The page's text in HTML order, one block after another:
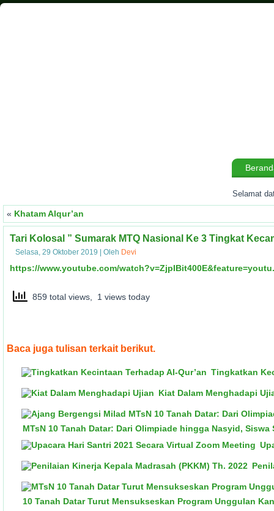
Selamat
« Khatam Alqur’an
Tari Kolosal ” Sumarak MTQ Nasional Ke 3 Tingkat
Selasa, 29 Oktober 2019 Oleh Devi
https://www.youtube.com/
859 total views, 1 views today
Baca juga tulisan terkait berikut.
Tingkatkan
Kiat Dalam Menghadapi
MTsN 10 Tanah Datar: Dari Olimpiade hingga Nasyid, Siswa
10 Tanah Datar Turut Mensukseskan Program Unggulan